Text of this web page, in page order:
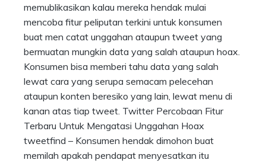
memublikasikan kalau mereka hendak mulai
mencoba fitur peliputan terkini untuk konsumen
buat men catat unggahan ataupun tweet yang
bermuatan mungkin data yang salah ataupun hoax.
Konsumen bisa memberi tahu data yang salah
lewat cara yang serupa semacam pelecehan
ataupun konten beresiko yang lain, lewat menu di
kanan atas tiap tweet. Twitter Percobaan Fitur
Terbaru Untuk Mengatasi Unggahan Hoax
tweetfind – Konsumen hendak dimohon buat
memilah apakah pendapat menyesatkan itu